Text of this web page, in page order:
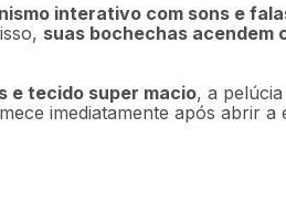
interativo com sons e
suas bochechas acendem
e tecido super macio, a
imediatamente após abrir a